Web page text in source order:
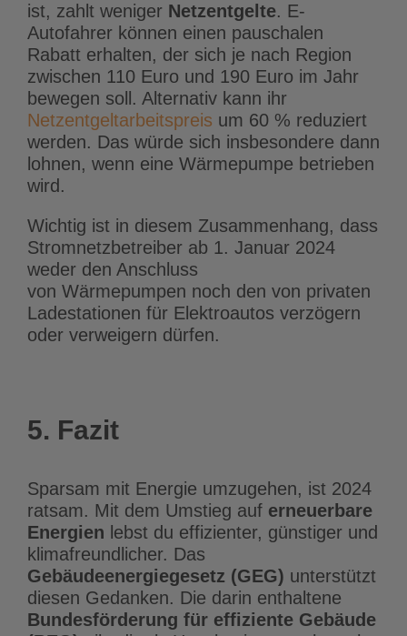
ist, zahlt weniger Netzentgelte. E-
Autofahrer können einen pauschalen
Rabatt erhalten, der sich je nach Region
zwischen 110 Euro und 190 Euro im Jahr
bewegen soll. Alternativ kann ihr
Netzentgeltarbeitspreis um 60 % reduziert
werden. Das würde sich insbesondere dann
lohnen, wenn eine Wärmepumpe betrieben
wird.
Wichtig ist in diesem Zusammenhang, dass
Stromnetzbetreiber ab 1. Januar 2024
weder den Anschluss
von Wärmepumpen noch den von privaten
Ladestationen für Elektroautos verzögern
oder verweigern dürfen.
5. Fazit
Sparsam mit Energie umzugehen, ist 2024
ratsam. Mit dem Umstieg auf erneuerbare
Energien lebst du effizienter, günstiger und
klimafreundlicher. Das
Gebäudeenergiegesetz (GEG) unterstützt
diesen Gedanken. Die darin enthaltene
Bundesförderung für effiziente Gebäude